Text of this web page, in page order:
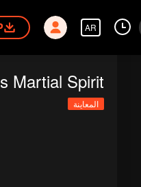
AR
Martial Spirit
المعاينة